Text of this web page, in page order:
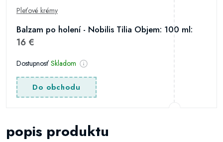
Pleťové krémy
Balzam po holení - Nobilis Tilia Objem: 100 ml:
16 €
Dostupnosť Skladom
Do obchodu
popis produktu